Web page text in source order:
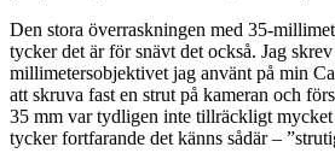
Den stora överraskningen med 35-
tycker det är för snävt det också. Jag
millimetersobjektivet jag använt på min
att skruva fast en strut på kameran och
35 mm var tydligen inte tillräckligt
tycker fortfarande det känns sådär –